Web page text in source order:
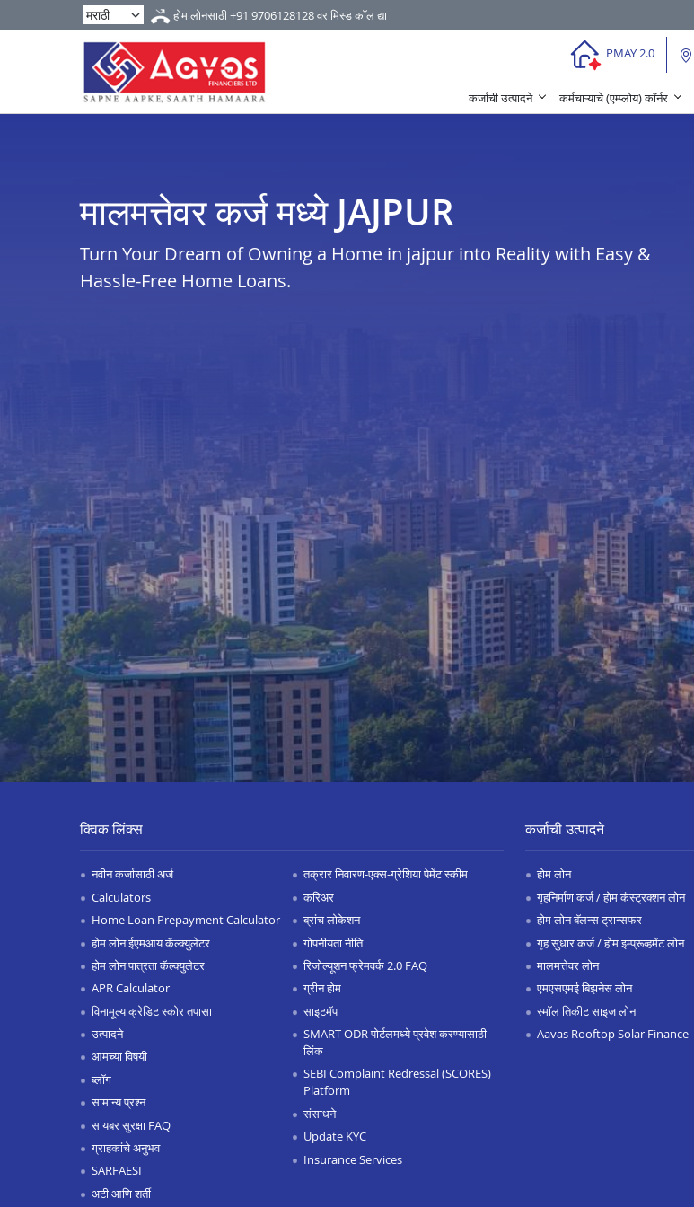
होम लोनसाठी+91 9706128128वर मिस्ड कॉल द्या
PMAY 2.0
कर्जाची उत्पादने कर्मचाऱ्याचे (एम्प्लोय) कॉर्नर
मालमत्तेवर कर्ज मध्ये JAJPUR
Turn Your Dream of Owning a Home in jajpur into Reality with Easy &
Hassle-Free Home Loans.
क्विक लिंक्स
नवीन कर्जासाठी अर्ज
Calculators
Home Loan Prepayment Calculator
होम लोन ईएमआय कॅल्क्युलेटर
होम लोन पात्रता कॅल्क्युलेटर
APR Calculator
विनामूल्य क्रेडिट स्कोर तपासा
उत्पादने
आमच्या विषयी
ब्लॉग
सामान्य प्रश्न
सायबर सुरक्षा FAQ
ग्राहकांचे अनुभव
SARFAESI
अटी आणि शर्ती
तक्रार निवारण-एक्स-ग्रेशिया पेमेंट स्कीम
करिअर
ब्रांच लोकेशन
गोपनीयता नीति
रिजोल्यूशन फ्रेमवर्क 2.0 FAQ
ग्रीन होम
साइटमॅप
SMART ODR पोर्टलमध्ये प्रवेश करण्यासाठी
लिंक
SEBI Complaint Redressal (SCORES)
Platform
संसाधने
Update KYC
Insurance Services
कर्जाची उत्पादने
होम लोन
गृहनिर्माण कर्ज / होम कंस्ट्रक्शन लोन
होम लोन बॅलन्स ट्रान्सफर
गृह सुधार कर्ज / होम इम्प्रूव्हमेंट लोन
मालमत्तेवर लोन
एमएसएमई बिझनेस लोन
स्मॉल तिकीट साइज लोन
Aavas Rooftop Solar Finance